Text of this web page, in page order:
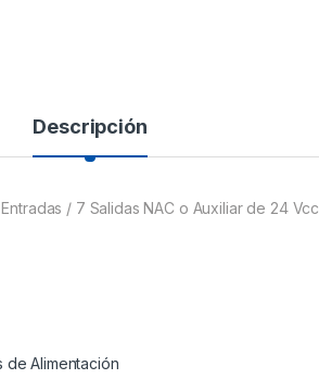
Descripción
/ 7 Salidas NAC o Auxiliar de 24 Vcc
de Alimentación